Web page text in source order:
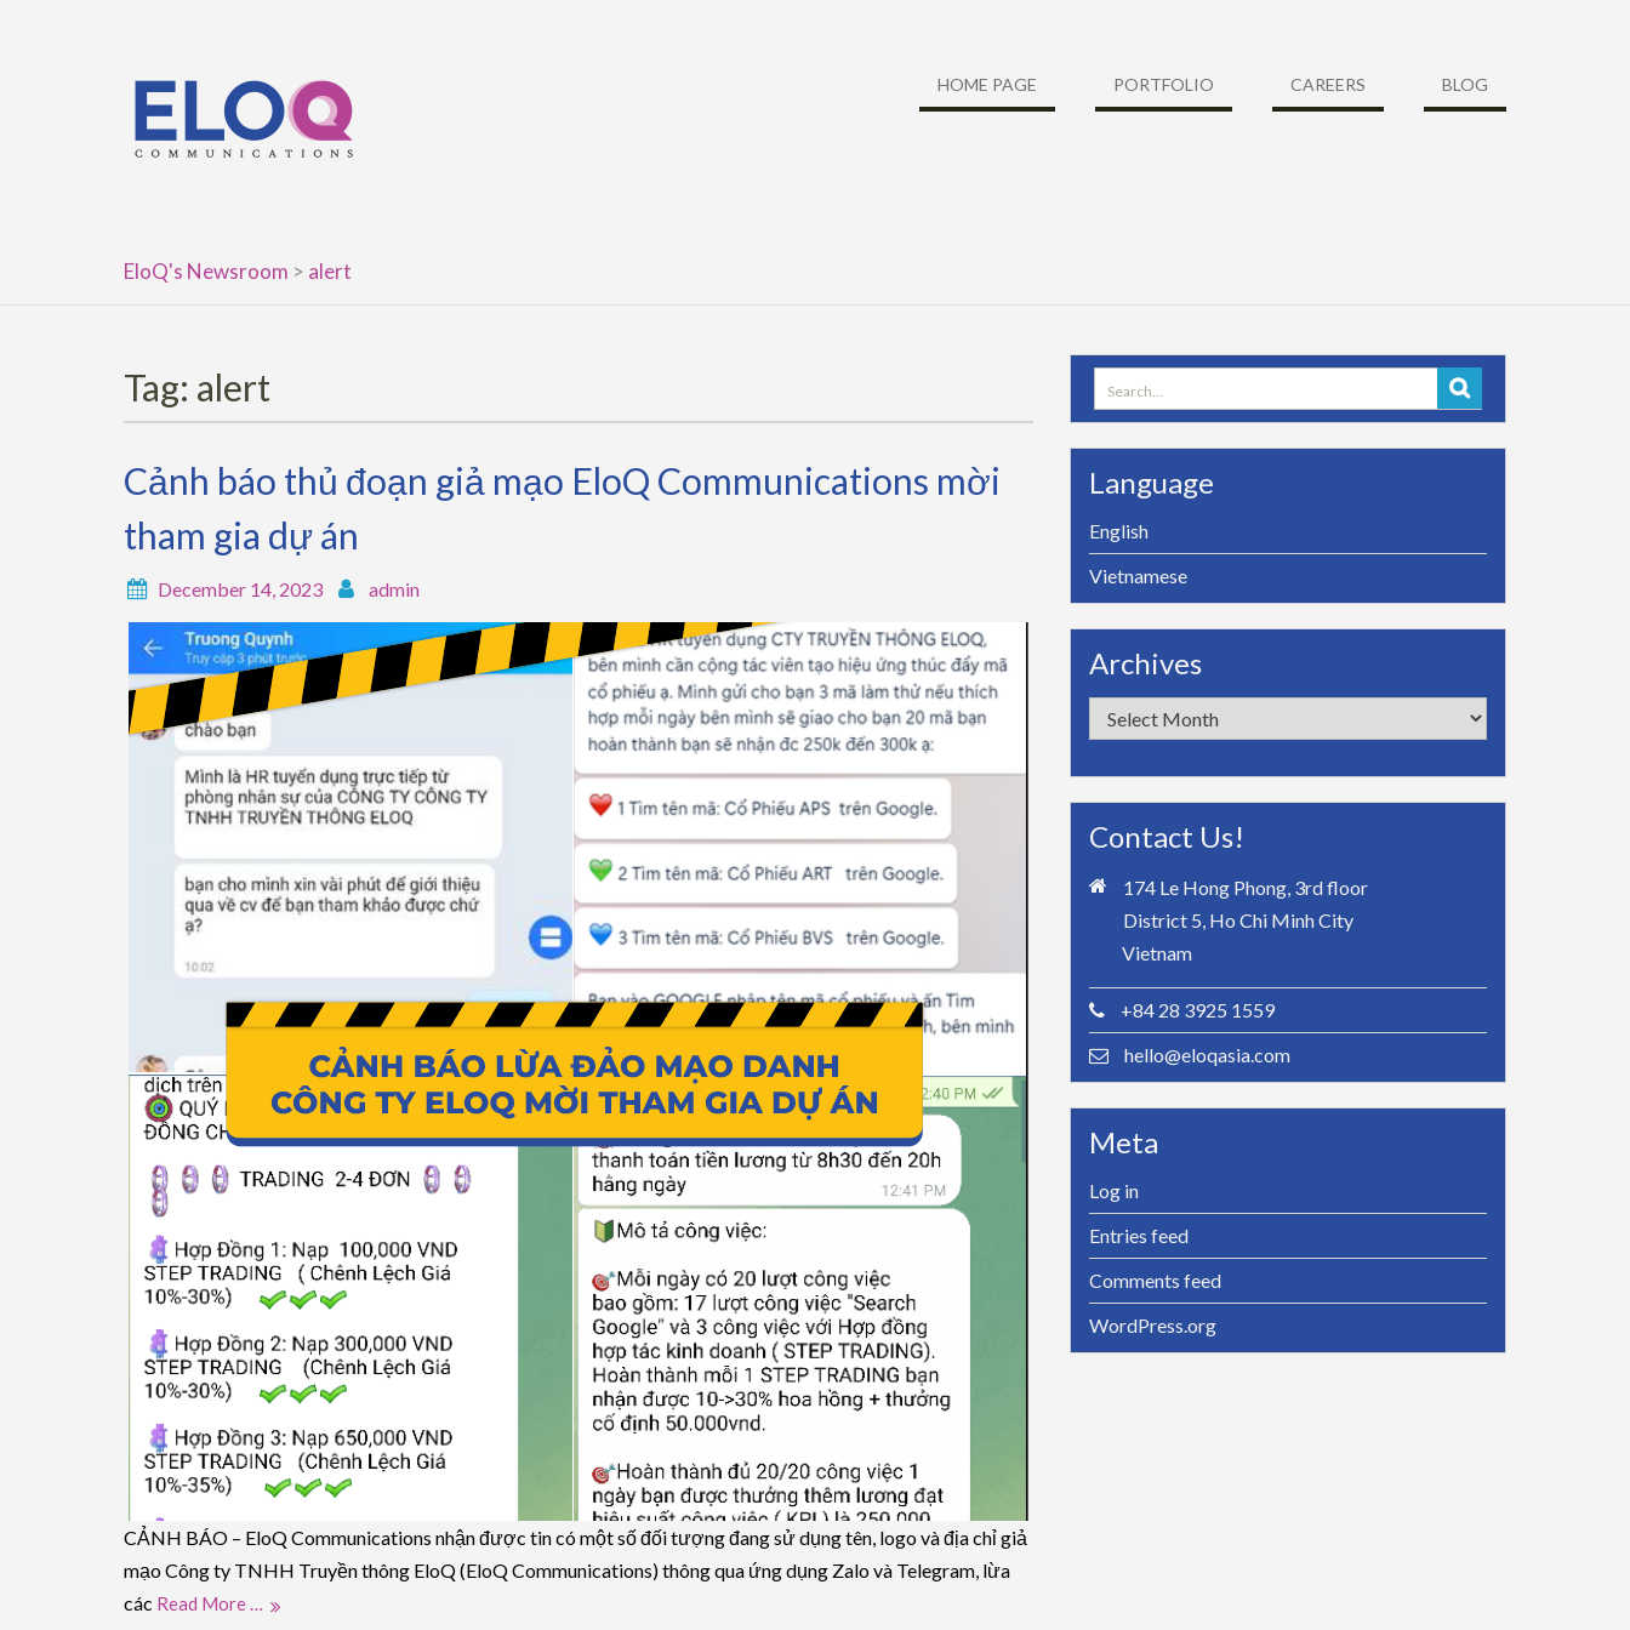
HOME PAGE PORTFOLIO CAREERS BLOG
EloQ's Newsroom > alert
Tag: alert
Cảnh báo thủ đoạn giả mạo EloQ Communications mời
tham gia dự án
December 14, 2023 admin
CẢNH BÁO – EloQ Communications nhận được tin có một số đối tượng đang sử dụng tên, logo và địa chỉ giả
mạo Công ty TNHH Truyền thông EloQ (EloQ Communications) thông qua ứng dụng Zalo và Telegram, lừa
các Read More …
Search
for:
Language
English
Vietnamese
Archives
Archives
Contact Us!
174 Le Hong Phong, 3rd floor
District 5, Ho Chi Minh City
Vietnam
+84 28 3925 1559
hello@eloqasia.com
Meta
Log in
Entries feed
Comments feed
WordPress.org